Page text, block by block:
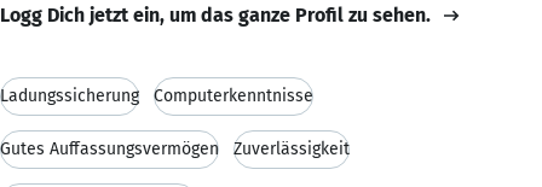
Logg Dich jetzt ein, um das ganze Profil zu sehen.
Ladungssicherung Computerkenntnisse
Gutes Auffassungsvermögen Zuverlässigkeit